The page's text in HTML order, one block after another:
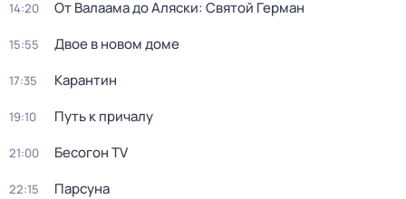
14:20 От Валаама до Аляски: Святой Герман
15:55 Двое в новом доме
17:35 Карантин
19:10 Путь к причалу
21:00 Бесогон TV
22:15 Парсуна